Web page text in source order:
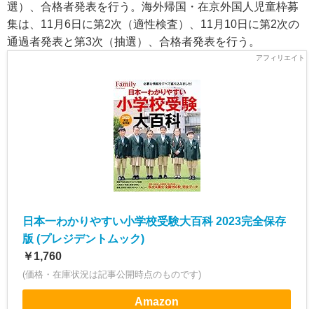
選）、合格者発表を行う。海外帰国・在京外国人児童枠募
集は、11月6日に第2次（適性検査）、11月10日に第2次の
通過者発表と第3次（抽選）、合格者発表を行う。
日本一わかりやすい小学校受験大百科 2023完全保存
版 (プレジデントムック)
￥1,760
(価格・在庫状況は記事公開時点のものです)
Amazon